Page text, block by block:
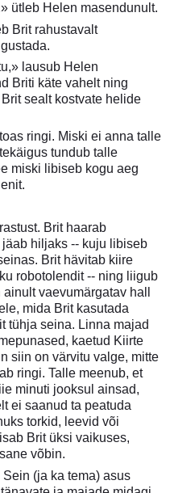
ütleb Helen masendunult.
Brit rahustavalt
lausub Helen
Briti käte vahelt ning
sealt kostvate helide
ringi. Miski ei anna talle
tundub talle
miski libiseb kogu aeg
Brit haarab
hiljaks -- kuju libiseb
Brit hävitab kiire
robotolendit -- ning liigub
vaevumärgatav hall
mida Brit kasutada
tühja seina. Linna majad
kaetud Kiirte
siin on värvitu valge, mitte
ringi. Talle meenub, et
minuti jooksul ainsad,
ei saanud ta peatuda
torkid, leevid või
Brit üksi vaikuses,
võbin.
(ja ka tema) asus